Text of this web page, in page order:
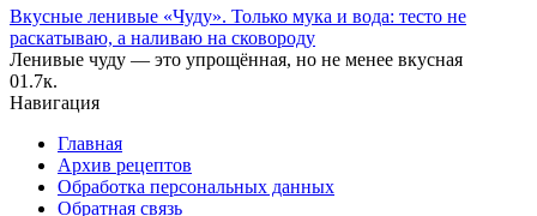
Вкусные ленивые «Чуду». Только мука и вода: тесто не
раскатываю, а наливаю на сковороду
Ленивые чуду — это упрощённая, но не менее вкусная
01.7к.
Навигация
Главная
Архив рецептов
Обработка персональных данных
Обратная связь